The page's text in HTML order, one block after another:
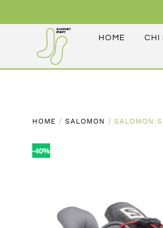
HOME CHI
HOME /SALOMON / SALOMON
-40%